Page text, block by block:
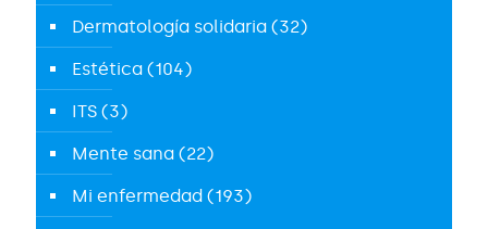
Dermatología solidaria (32)
Estética (104)
ITS (3)
Mente sana (22)
Mi enfermedad (193)